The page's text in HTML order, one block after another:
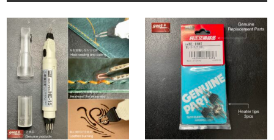
の【糸の浮き(縫い戻り)が無い】最適な状態を目指しまし
た。
手作業で蝋引きした時の、糸表面だけの蝋引きとは異な
り、蝋を溶かして【糸の芯まで浸透】させています。
・
ー色数ー
【全70色】あります。
作品の色味に合わせて、微妙な色加減にも対応出来る様に